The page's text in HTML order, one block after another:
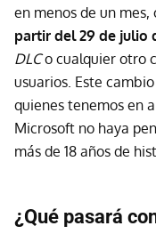
en menos de un mes,
partir del 29 de julio
DLCo cualquier otro
usuarios. Este
quienes tenemos en
Microsoft no haya
más de 18 años de
¿Qué pasará